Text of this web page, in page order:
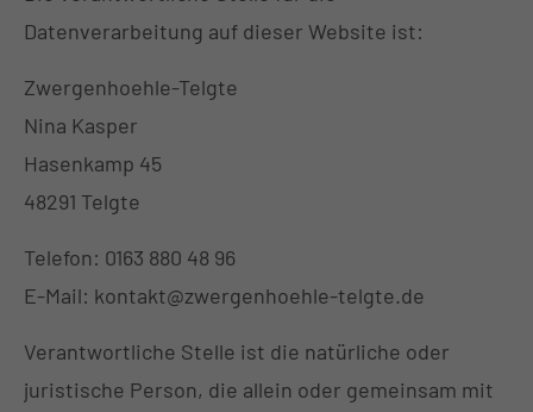
Datenverarbeitung auf dieser Website ist:
Zwergenhoehle-Telgte
Nina Kasper
Hasenkamp 45
48291 Telgte
Telefon: 0163 880 48 96
E-Mail: kontakt@zwergenhoehle-telgte.de
Verantwortliche Stelle ist die natürliche oder
juristische Person, die allein oder gemeinsam mit